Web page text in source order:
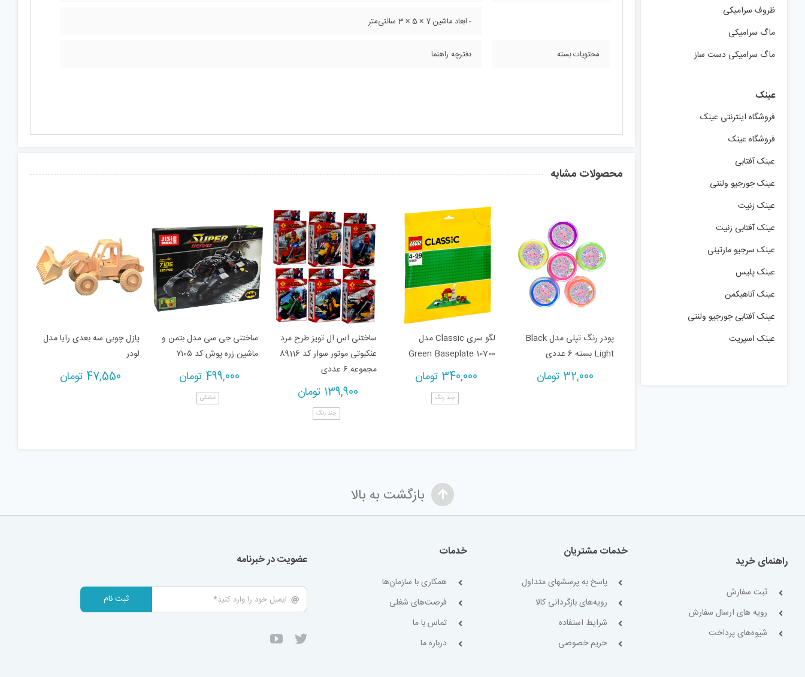
- ابعاد ماشین 7 × 5 × 3 سانتی‌متر
محتویات بسته دفترچه راهنما
محصولات مشابه
پودر رنگ تپلی مدل Black
Light بسته 6 عددی
32,000 تومان
لگو سری Classic مدل
Green Baseplate 10700
340,000 تومان
چند رنگ
ساختنی اس ال تویز طرح مرد
عنکبوتی موتور سوار کد 89116
مجموعه 6 عددی
139,900 تومان
چند رنگ
ساختنی جی سی مدل بتمن و
ماشین زره پوش کد ۷۱۰۵
499,000 تومان
مشکی
پازل چوبی سه بعدی رایا مدل
لودر
47,550 تومان
ظروف سرامیکی
ماگ سرامیکی
ماگ سرامیکی دست ساز
عینک
فروشگاه اینترنتی عینک
فروشگاه عینک
عینک آفتابی
عینک جورجیو ولنتی
عینک زنیت
عینک آفتابی زنیت
عینک سرجیو مارتینی
عینک پلیس
عینک آناهیکمن
عینک آفتابی جورجیو ولنتی
عینک اسپریت
بازگشت به بالا
راهنمای خرید
ثبت سفارش
رویه های ارسال سفارش
شیوه‌های پرداخت
خدمات مشتریان
پاسخ به پرسشهای متداول
رویه‌های بازگردانی کالا
شرایط استفاده
حریم خصوصی
خدمات
همکاری با سازمان‌ها
فرصت‌های شغلی
تماس با ما
درباره ما
عضویت در خبرنامه
ثبت نام